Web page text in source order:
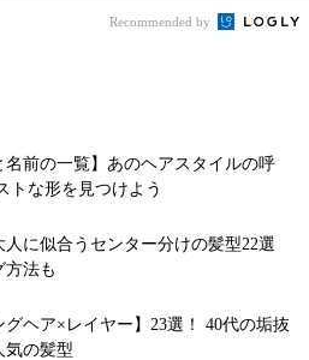
Recommended by
名前の一覧】あのヘアスタイルの呼
トな形を見つけよう
人に似合うセンター分けの髪型22選
方法も
グヘア×レイヤー】23選！ 40代の垢抜
気の髪型